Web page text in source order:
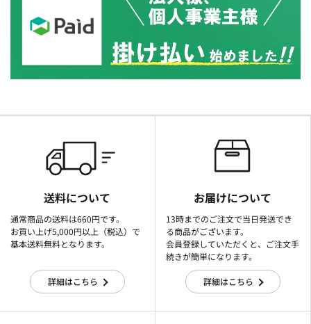
送料について
通常商品の送料は660円です。
お買い上げ5,000円以上（税込）で
基本送料無料となります。
詳細はこちら
お届けについて
13時までのご注文で当日発送でき
る商品がございます。
会員登録していただくと、ご注文手
続きが簡単になります。
詳細はこちら